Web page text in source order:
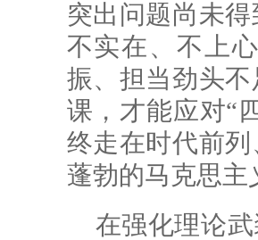
突出问题尚未
不实在、不上
振、担当劲头
课，才能应对“
终走在时代前
蓬勃的马克思主
在强化理论